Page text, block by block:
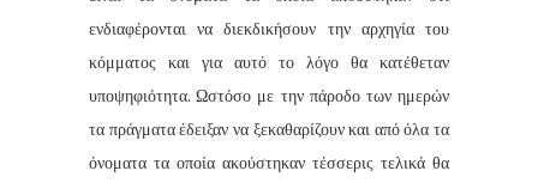
ενδιαφέρονται να διεκδικήσουν την αρχηγία του
κόμματος και για αυτό το λόγο θα κατέθεταν
υποψηφιότητα. Ωστόσο με την πάροδο των ημερών
τα πράγματα έδειξαν να ξεκαθαρίζουν και από όλα τα
όνοματα τα οποία ακούστηκαν τέσσερις τελικά θα